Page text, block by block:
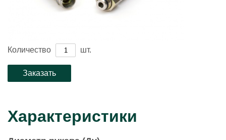
Количество шт.
Характеристики